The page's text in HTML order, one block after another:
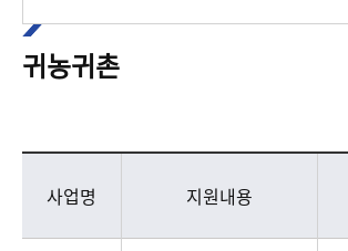
귀농귀촌
귀농귀촌 - 사업명, 지원내용, 지원기준, 신청방법, 사업부서(팀/연락처), 비고 정보제공
사업명 지원내용